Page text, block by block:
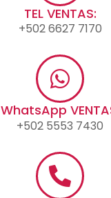
TEL VENTAS:
+502 6627 7170
WhatsApp
+502 5553 7430